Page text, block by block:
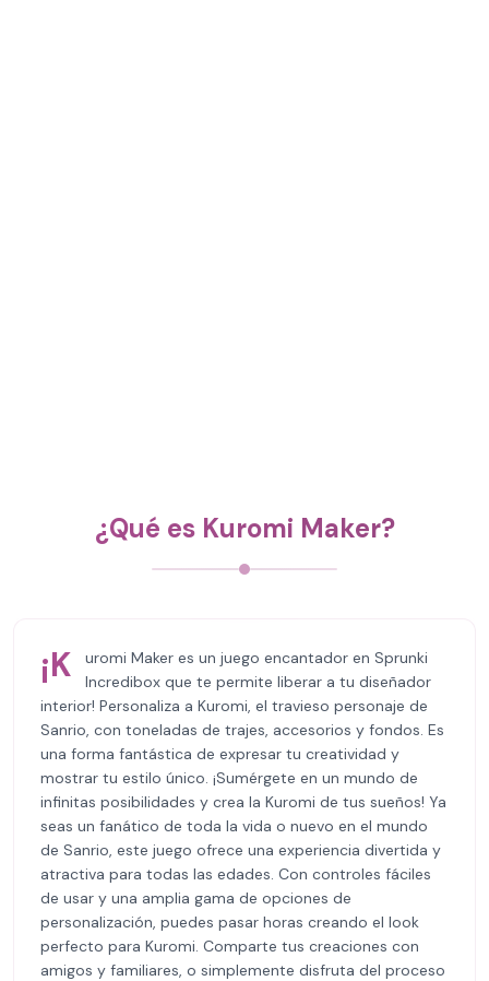
¿Qué es Kuromi Maker?
¡K
uromi Maker es un juego encantador en Sprunki
Incredibox que te permite liberar a tu diseñador
interior! Personaliza a Kuromi, el travieso personaje de
Sanrio, con toneladas de trajes, accesorios y fondos. Es
una forma fantástica de expresar tu creatividad y
mostrar tu estilo único. ¡Sumérgete en un mundo de
infinitas posibilidades y crea la Kuromi de tus sueños! Ya
seas un fanático de toda la vida o nuevo en el mundo
de Sanrio, este juego ofrece una experiencia divertida y
atractiva para todas las edades. Con controles fáciles
de usar y una amplia gama de opciones de
personalización, puedes pasar horas creando el look
perfecto para Kuromi. Comparte tus creaciones con
amigos y familiares, o simplemente disfruta del proceso